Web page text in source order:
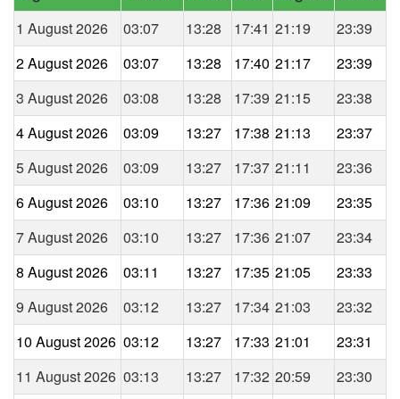
1 August 2026
03:07 13:28 17:41 21:19
23:39
2 August 2026
03:07 13:28 17:40 21:17
23:39
3 August 2026
03:08 13:28 17:39 21:15
23:38
4 August 2026
03:09 13:27 17:38 21:13
23:37
5 August 2026
03:09 13:27 17:37 21:11
23:36
6 August 2026
03:10 13:27 17:36 21:09
23:35
7 August 2026
03:10 13:27 17:36 21:07
23:34
8 August 2026
03:11 13:27 17:35 21:05
23:33
9 August 2026
03:12 13:27 17:34 21:03
23:32
10 August 2026 03:12 13:27 17:33 21:01
23:31
11 August 2026 03:13 13:27 17:32 20:59
23:30